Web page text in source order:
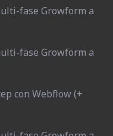
fase Growform a
fase Growform a
con Webflow (+